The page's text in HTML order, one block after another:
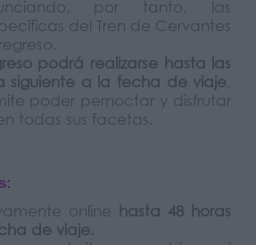
por tanto, las
del Tren de Cervantes
podrá realizarse hasta las
siguiente a la fecha de viaje
poder pernoctar y disfrutar
todas sus facetas.
online hasta 48 horas
de viaje.